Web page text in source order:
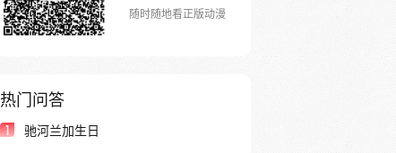
随时随地看正版动漫
热门问答
1 驰河兰加生日